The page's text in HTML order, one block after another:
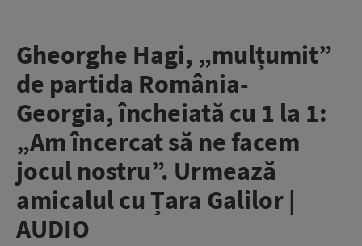
Gheorghe Hagi, „mulțumit”
de partida România-
Georgia, încheiată cu 1 la 1:
„Am încercat să ne facem
jocul nostru”. Urmează
amicalul cu Țara Galilor |
AUDIO